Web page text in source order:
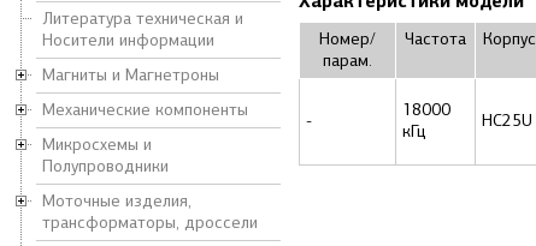
Литература техническая и
Носители информации
Магниты и Магнетроны
Механические компоненты
Микросхемы и
Полупроводники
Моточные изделия,
трансформаторы, дроссели
Номер/
парам.
Частота Корпус
-
18000
кГц
HC25U